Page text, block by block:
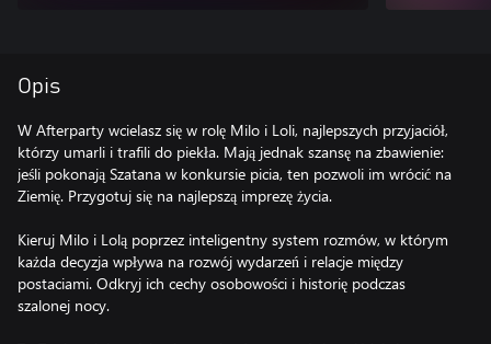
Opis
W Afterparty wcielasz się w rolę Milo i Loli, najlepszych przyjaciół,
którzy umarli i trafili do piekła. Mają jednak szansę na zbawienie:
jeśli pokonają Szatana w konkursie picia, ten pozwoli im wrócić na
Ziemię. Przygotuj się na najlepszą imprezę życia.
Kieruj Milo i Lolą poprzez inteligentny system rozmów, w którym
każda decyzja wpływa na rozwój wydarzeń i relacje między
postaciami. Odkryj ich cechy osobowości i historię podczas
szalonej nocy.